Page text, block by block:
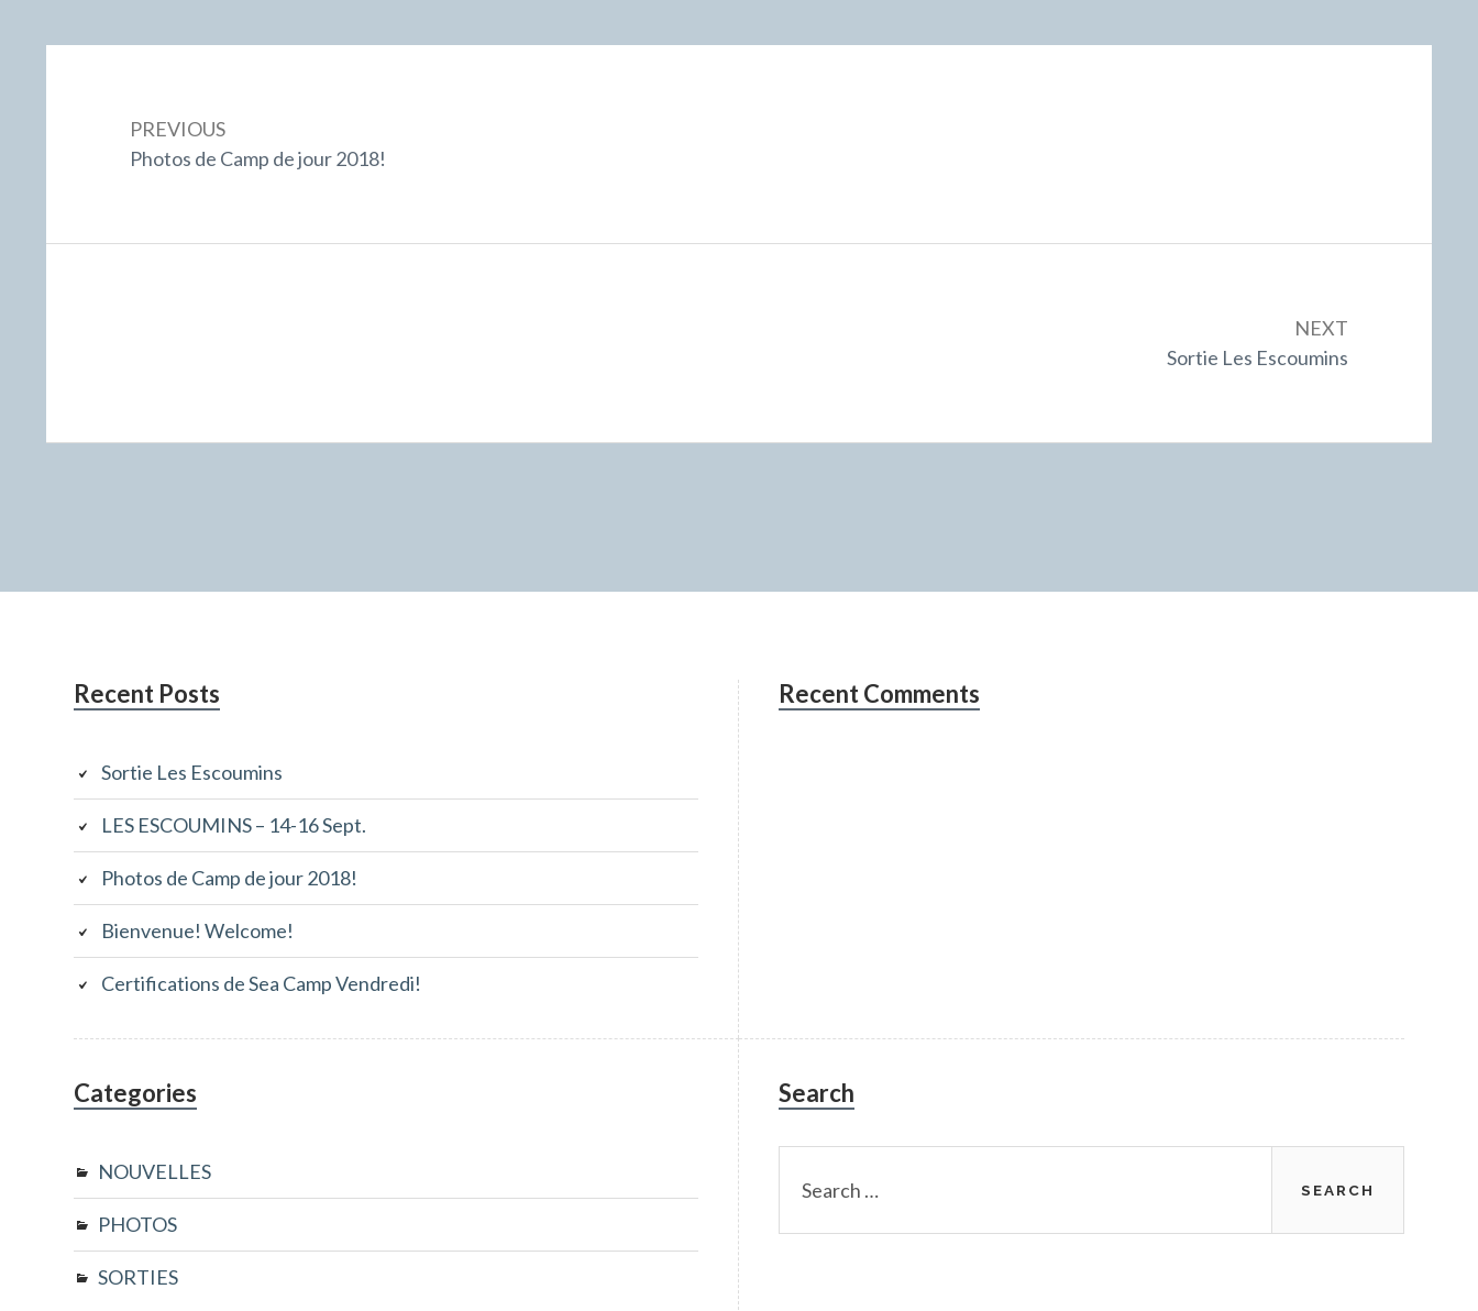
PREVIOUS
Previous:
Photos de Camp de jour 2018!
NEXT
Next:
Sortie Les Escoumins
Subsidiary
Recent Posts
Sortie Les Escoumins
LES ESCOUMINS – 14-16 Sept.
Photos de Camp de jour 2018!
Bienvenue! Welcome!
Certifications de Sea Camp Vendredi!
Recent Comments
Categories
NOUVELLES
PHOTOS
SORTIES
Search
for: